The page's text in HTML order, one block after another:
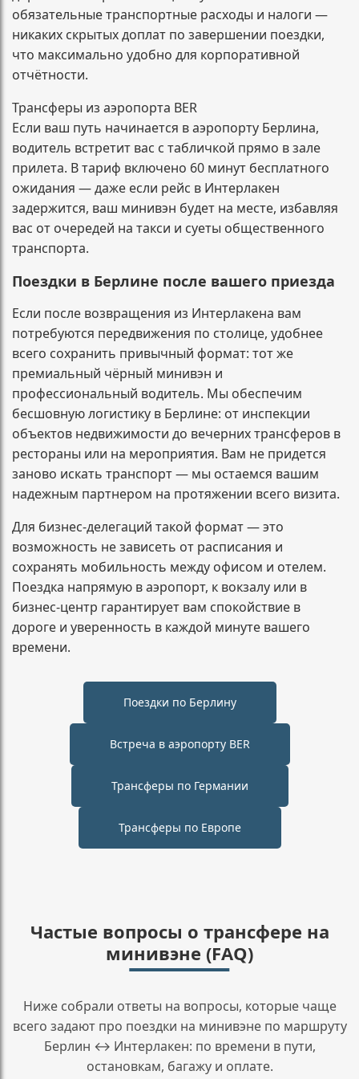
обязательные транспортные расходы и налоги —
никаких скрытых доплат по завершении поездки,
что максимально удобно для корпоративной
отчётности.
Трансферы из аэропорта BER
Если ваш путь начинается в аэропорту Берлина,
водитель встретит вас с табличкой прямо в зале
прилета. В тариф включено 60 минут бесплатного
ожидания — даже если рейс в Интерлакен
задержится, ваш минивэн будет на месте, избавляя
вас от очередей на такси и суеты общественного
транспорта.
Поездки в Берлине после вашего приезда
Если после возвращения из Интерлакена вам
потребуются передвижения по столице, удобнее
всего сохранить привычный формат: тот же
премиальный чёрный минивэн и
профессиональный водитель. Мы обеспечим
бесшовную логистику в Берлине: от инспекции
объектов недвижимости до вечерних трансферов в
рестораны или на мероприятия. Вам не придется
заново искать транспорт — мы остаемся вашим
надежным партнером на протяжении всего визита.
Для бизнес-делегаций такой формат — это
возможность не зависеть от расписания и
сохранять мобильность между офисом и отелем.
Поездка напрямую в аэропорт, к вокзалу или в
бизнес-центр гарантирует вам спокойствие в
дороге и уверенность в каждой минуте вашего
времени.
Поездки по Берлину
Встреча в аэропорту BER
Трансферы по Германии
Трансферы по Европе
Частые вопросы о трансфере на
минивэне (FAQ)
Ниже собрали ответы на вопросы, которые чаще
всего задают про поездки на минивэне по маршруту
Берлин ↔ Интерлакен: по времени в пути,
остановкам, багажу и оплате.